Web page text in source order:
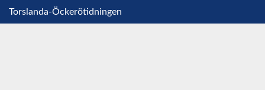
Torslanda-Öckerötidningen